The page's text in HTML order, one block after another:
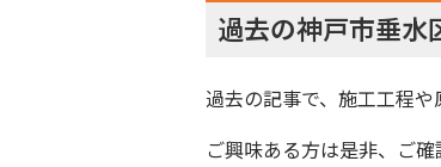
過去の神戸市垂水
過去の記事で、施工工程
ご興味ある方は是非、ご確